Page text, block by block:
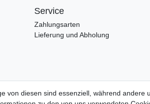
Service
Zahlungsarten
Lieferung und Abholung
von diesen sind essenziell, während andere